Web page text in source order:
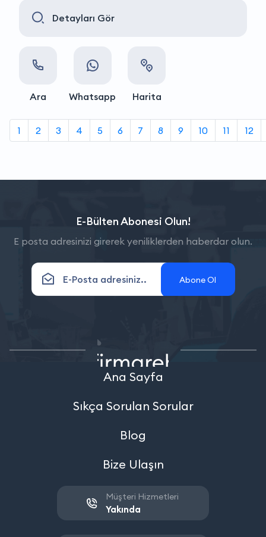
Detayları Gör
Ara Whatsapp Harita
1 2 3 4 5 6 7 8 9 10 11 12
E-Bülten Abonesi Olun!
E posta adresinizi girerek yeniliklerden haberdar olun.
Abone Ol
Ana Sayfa
Sıkça Sorulan Sorular
Blog
Bize Ulaşın
Müşteri Hizmetleri
Yakında